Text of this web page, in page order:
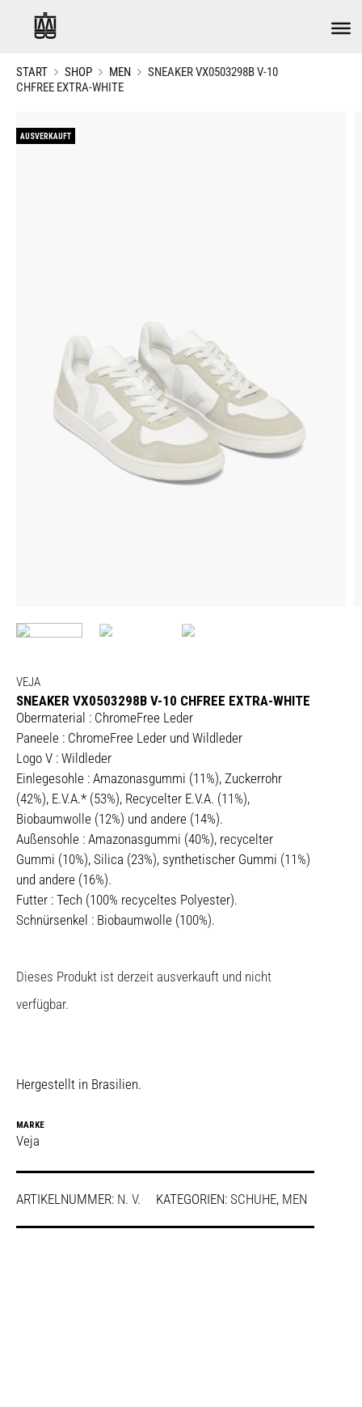
START SHOP MEN
SNEAKER VX0503298B V-10
CHFREE EXTRA-WHITE
AUSVERKAUFT
VEJA
SNEAKER VX0503298B V-10 CHFREE EXTRA-WHITE
Obermaterial : ChromeFree Leder
Paneele : ChromeFree Leder und Wildleder
Logo V : Wildleder
Einlegesohle : Amazonasgummi (11%), Zuckerrohr
(42%), E.V.A.* (53%), Recycelter E.V.A. (11%),
Biobaumwolle (12%) und andere (14%).
Außensohle : Amazonasgummi (40%), recycelter
Gummi (10%), Silica (23%), synthetischer Gummi (11%)
und andere (16%).
Futter : Tech (100% recyceltes Polyester).
Schnürsenkel : Biobaumwolle (100%).
Dieses Produkt ist derzeit ausverkauft und nicht
verfügbar.
Hergestellt in Brasilien.
MARKE
Veja
ARTIKELNUMMER: N. V. KATEGORIEN: SCHUHE, MEN